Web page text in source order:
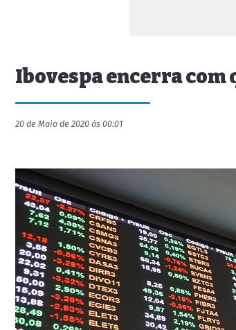
Ibovespa encerra com
20 de Maio de 2020 às 00:01